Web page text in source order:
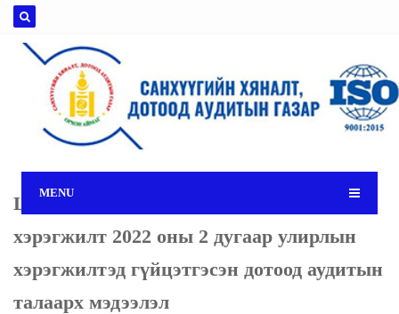
MENU
Шилэн дансны тухай хуулийн
хэрэгжилт 2022 оны 2 дугаар улирлын
хэрэгжилтэд гүйцэтгэсэн дотоод аудитын
талаарх мэдээлэл